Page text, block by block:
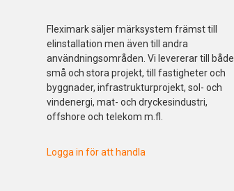
Fleximark säljer märksystem främst till
elinstallation men även till andra
användningsområden. Vi levererar till både
små och stora projekt, till fastigheter och
byggnader, infrastrukturprojekt, sol- och
vindenergi, mat- och dryckesindustri,
offshore och telekom m.fl.
Logga in för att handla